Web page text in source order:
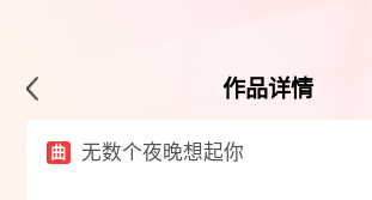
作品详情
曲 无数个夜晚想起你